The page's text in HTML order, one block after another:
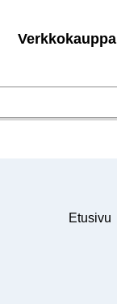
Verkkokauppa
Etusivu